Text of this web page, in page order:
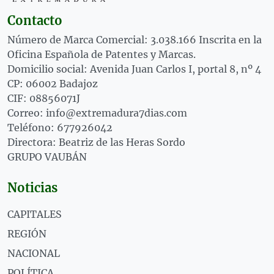
Contacto
Número de Marca Comercial: 3.038.166 Inscrita en la
Oficina Española de Patentes y Marcas.
Domicilio social: Avenida Juan Carlos I, portal 8, nº 4
CP: 06002 Badajoz
CIF: 08856071J
Correo: info@extremadura7dias.com
Teléfono: 677926042
Directora: Beatriz de las Heras Sordo
GRUPO VAUBÁN
Noticias
CAPITALES
REGIÓN
NACIONAL